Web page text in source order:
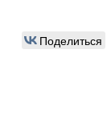
Поделиться